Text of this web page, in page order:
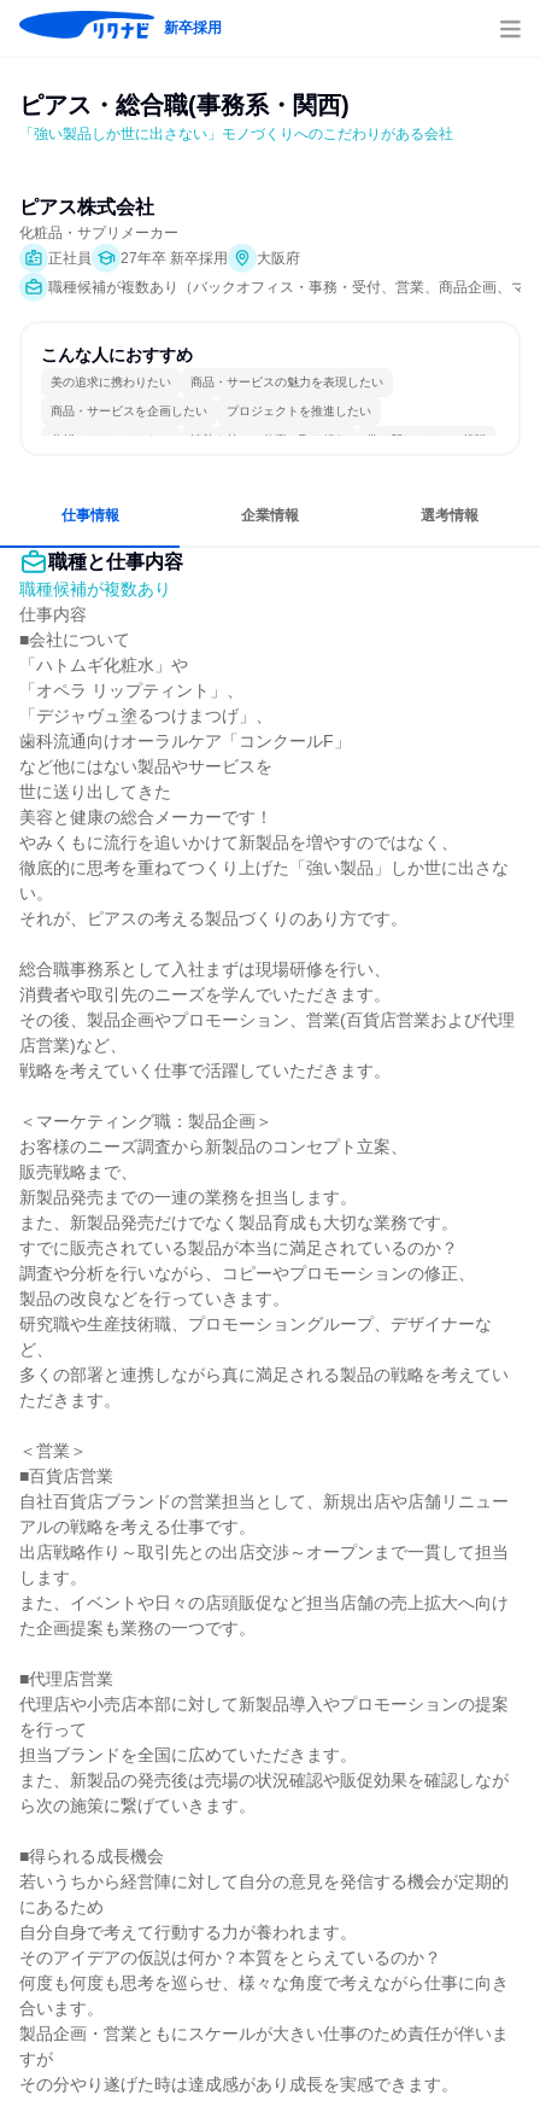
新卒採用
ピアス・総合職(事務系・関西)
「強い製品しか世に出さない」モノづくりへのこだわりがある会社
ピアス株式会社
化粧品・サプリメーカー
正社員
27年卒 新卒採用
大阪府
職種候補が複数あり（バックオフィス・事務・受付、営業、商品企画、マ
こんな人におすすめ
美の追求に携わりたい 商品・サービスの魅力を表現したい
商品・サービスを企画したい プロジェクトを推進したい
分析・リサーチしたい 情熱を持って仕事に取り組む 常に新しいものに挑戦
仕事情報 企業情報 選考情報
職種と仕事内容
職種候補が複数あり
仕事内容
■会社について
「ハトムギ化粧水」や
「オペラ リップティント」、
「デジャヴュ塗るつけまつげ」、
歯科流通向けオーラルケア「コンクールF」
など他にはない製品やサービスを
世に送り出してきた
美容と健康の総合メーカーです！
やみくもに流行を追いかけて新製品を増やすのではなく、
徹底的に思考を重ねてつくり上げた「強い製品」しか世に出さな
い。
それが、ピアスの考える製品づくりのあり方です。
総合職事務系として入社まずは現場研修を行い、
消費者や取引先のニーズを学んでいただきます。
その後、製品企画やプロモーション、営業(百貨店営業および代理
店営業)など、
戦略を考えていく仕事で活躍していただきます。
＜マーケティング職：製品企画＞
お客様のニーズ調査から新製品のコンセプト立案、
販売戦略まで、
新製品発売までの一連の業務を担当します。
また、新製品発売だけでなく製品育成も大切な業務です。
すでに販売されている製品が本当に満足されているのか？
調査や分析を行いながら、コピーやプロモーションの修正、
製品の改良などを行っていきます。
研究職や生産技術職、プロモーショングループ、デザイナーな
ど、
多くの部署と連携しながら真に満足される製品の戦略を考えてい
ただきます。
＜営業＞
■百貨店営業
自社百貨店ブランドの営業担当として、新規出店や店舗リニュー
アルの戦略を考える仕事です。
出店戦略作り～取引先との出店交渉～オープンまで一貫して担当
します。
また、イベントや日々の店頭販促など担当店舗の売上拡大へ向け
た企画提案も業務の一つです。
■代理店営業
代理店や小売店本部に対して新製品導入やプロモーションの提案
を行って
担当ブランドを全国に広めていただきます。
また、新製品の発売後は売場の状況確認や販促効果を確認しなが
ら次の施策に繋げていきます。
■得られる成長機会
若いうちから経営陣に対して自分の意見を発信する機会が定期的
にあるため
自分自身で考えて行動する力が養われます。
そのアイデアの仮説は何か？本質をとらえているのか？
何度も何度も思考を巡らせ、様々な角度で考えながら仕事に向き
合います。
製品企画・営業ともにスケールが大きい仕事のため責任が伴いま
すが
その分やり遂げた時は達成感があり成長を実感できます。